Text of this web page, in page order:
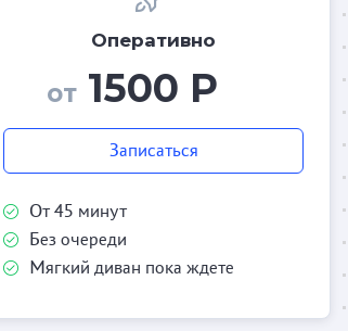
Оперативно
от1500 Р
Записаться
От 45 минут
Без очереди
Мягкий диван пока ждете